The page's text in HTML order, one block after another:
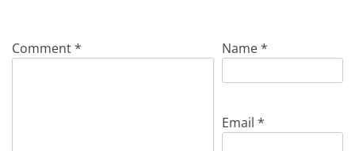
Comment* Name*
Email *